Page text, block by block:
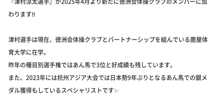
わります‼️
津村選手は現在、徳洲会体操クラブとパートナーシップを組んでいる鹿屋体
育大学に在学。
昨年の種目別選手権ではあん馬で3位と好成績も残しています。
また、2023年には杭州アジア大会では日本勢9年ぶりとなるあん馬での銀メ
ダル獲得もしているスペシャリストです✨